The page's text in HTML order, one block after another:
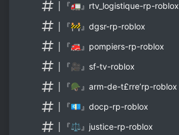
│『🚛』rtv_logistique-rp-roblox
│『🚧』dgsr-rp-roblox
│『🚒』pompiers-rp-roblox
│『🎥』sf-tv-roblox
│『🪖』arm-de-t£rre’rp-roblox
│『💶』docp-rp-roblox
│『⚖』justice-rp-roblox